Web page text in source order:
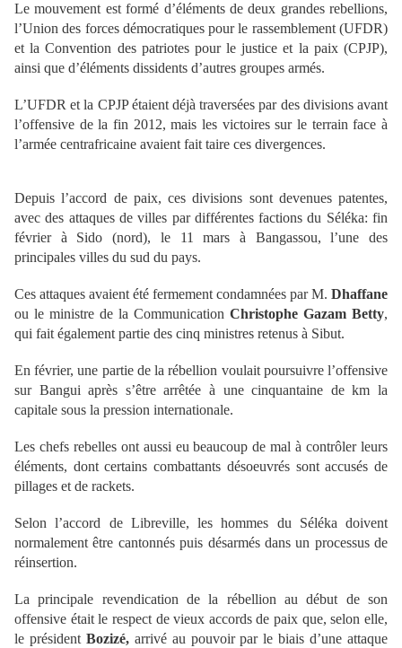
Le mouvement est formé d’éléments de deux grandes rebellions,
l’Union des forces démocratiques pour le rassemblement (UFDR)
et la Convention des patriotes pour le justice et la paix (CPJP),
ainsi que d’éléments dissidents d’autres groupes armés.
L’UFDR et la CPJP étaient déjà traversées par des divisions avant
l’offensive de la fin 2012, mais les victoires sur le terrain face à
l’armée centrafricaine avaient fait taire ces divergences.
Depuis l’accord de paix, ces divisions sont devenues patentes,
avec des attaques de villes par différentes factions du Séléka: fin
février à Sido (nord), le 11 mars à Bangassou, l’une des
principales villes du sud du pays.
Ces attaques avaient été fermement condamnées par M. Dhaffane
ou le ministre de la Communication Christophe Gazam Betty,
qui fait également partie des cinq ministres retenus à Sibut.
En février, une partie de la rébellion voulait poursuivre l’offensive
sur Bangui après s’être arrêtée à une cinquantaine de km la
capitale sous la pression internationale.
Les chefs rebelles ont aussi eu beaucoup de mal à contrôler leurs
éléments, dont certains combattants désoeuvrés sont accusés de
pillages et de rackets.
Selon l’accord de Libreville, les hommes du Séléka doivent
normalement être cantonnés puis désarmés dans un processus de
réinsertion.
La principale revendication de la rébellion au début de son
offensive était le respect de vieux accords de paix que, selon elle,
le président Bozizé,arrivé au pouvoir par le biais d’une attaque